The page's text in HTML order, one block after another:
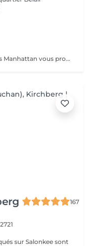
Diagnostic, Shampooing et Soin inclus Manhattan vous propose aussi la coloration sans ammoniaque et la coloration végétale
167
sur Salonkee sont